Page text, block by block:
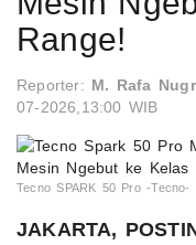
Range!
Reporter: M. Rafa
07-2026,13:00 WIB
Tecno SPARK 50 Pro -Tecno-
JAKARTA,